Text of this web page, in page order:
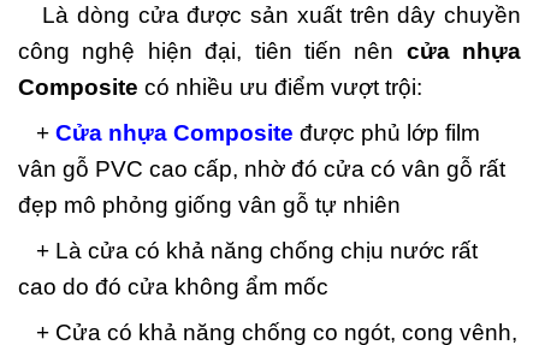
Là dòng cửa được sản xuất trên dây chuyền
công nghệ hiện đại, tiên tiến nên cửa nhựa
Composite có nhiều ưu điểm vượt trội:
+ Cửa nhựa Composite được phủ lớp film
vân gỗ PVC cao cấp, nhờ đó cửa có vân gỗ rất
đẹp mô phỏng giống vân gỗ tự nhiên
+ Là cửa có khả năng chống chịu nước rất
cao do đó cửa không ẩm mốc
+ Cửa có khả năng chống co ngót, cong vênh,